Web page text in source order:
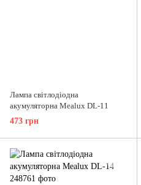
Лампа світлодіодна
акумуляторна Mealux DL-11
473 грн